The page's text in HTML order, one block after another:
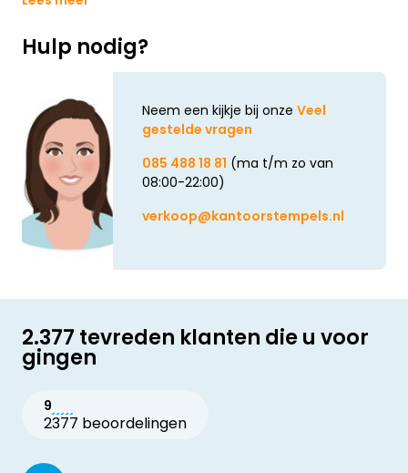
Hulp nodig?
Neem een kijkje bij onze Veel
gestelde vragen
085 488 18 81 (ma t/m zo van
08:00-22:00)
verkoop@kantoorstempels.nl
2.377 tevreden klanten die u voor
gingen
9
2377 beoordelingen